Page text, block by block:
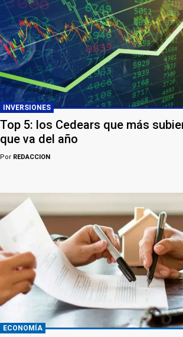
INVERSIONES
Top 5: los Cedears que más
que va del año
Por REDACCION
ECONOMÍA